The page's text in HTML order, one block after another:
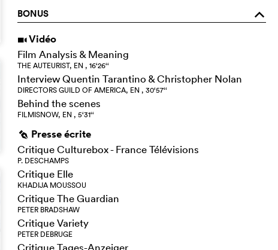
BONUS o
i Vidéo
Film Analysis & Meaning
THE AUTEURIST, EN , 16‘26‘‘
Interview Quentin Tarantino & Christopher Nolan
DIRECTORS GUILD OF AMERICA, EN , 30‘57‘‘
Behind the scenes
FILMISNOW, EN , 5‘31‘‘
g Presse écrite
Critique Culturebox - France Télévisions
P. DESCHAMPS
Critique Elle
KHADIJA MOUSSOU
Critique The Guardian
PETER BRADSHAW
Critique Variety
PETER DEBRUGE
Critique Tages-Anzeiger